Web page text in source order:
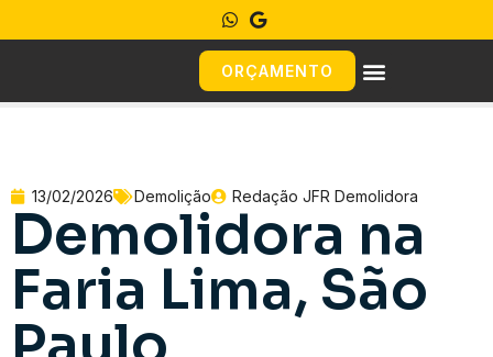
ORÇAMENTO
13/02/2026 Demolição Redação JFR Demolidora
Demolidora na
Faria Lima, São